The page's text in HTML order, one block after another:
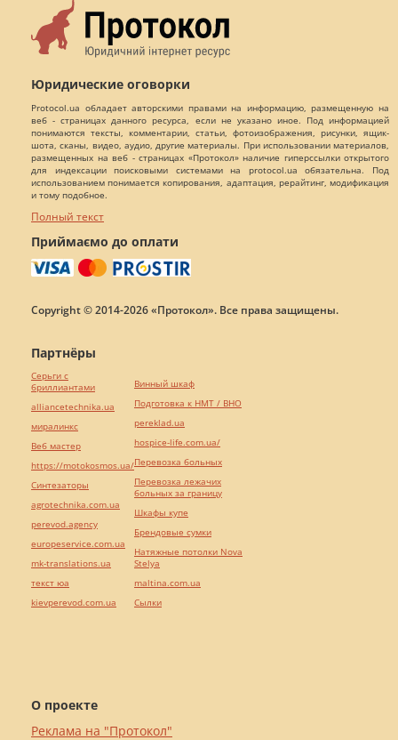
Юридические оговорки
Protocol.ua обладает авторскими правами на информацию, размещенную на
веб - страницах данного ресурса, если не указано иное. Под информацией
понимаются тексты, комментарии, статьи, фотоизображения, рисунки, ящик-
шота, сканы, видео, аудио, другие материалы. При использовании материалов,
размещенных на веб - страницах «Протокол» наличие гиперссылки открытого
для индексации поисковыми системами на protocol.ua обязательна. Под
использованием понимается копирования, адаптация, рерайтинг, модификация
и тому подобное.
Полный текст
Приймаємо до оплати
Copyright © 2014-2026 «Протокол». Все права защищены.
О проекте
Реклама на "Протокол"
Партнёры
Серьги с
бриллиантами
alliancetechnika.ua
миралинкс
Веб мастер
https://motokosmos.ua/
Синтезаторы
agrotechnika.com.ua
perevod.agency
europeservice.com.ua
mk-translations.ua
текст юа
kievperevod.com.ua
Винный шкаф
Подготовка к НМТ / ВНО
pereklad.ua
hospice-life.com.ua/
Перевозка больных
Перевозка лежачих
больных за границу
Шкафы купе
Брендовые сумки
Натяжные потолки Nova
Stelya
maltina.com.ua
Cылки